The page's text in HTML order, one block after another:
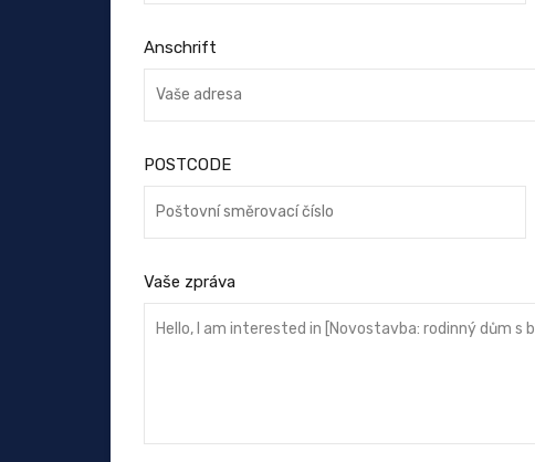
Anschrift
POSTCODE
Vaše zpráva